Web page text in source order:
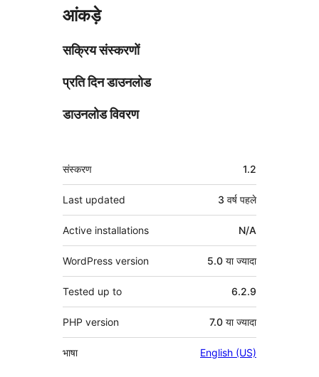
आंकड़े
सक्रिय संस्करणों
प्रति दिन डाउनलोड
डाउनलोड विवरण
मेटा
संस्करण 1.2
Last updated 3 वर्ष पहले
Active installations N/A
WordPress version 5.0 या ज्यादा
Tested up to 6.2.9
PHP version 7.0 या ज्यादा
भाषा English (US)